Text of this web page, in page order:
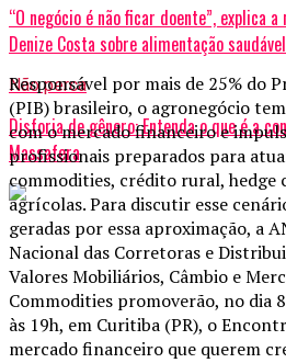
“O negócio é não ficar doente”, explica
Denize Costa sobre alimentação
Não perca
Disforia de gênero: Entenda o que é a
Massafera
Responsável por mais de 25% do
(PIB) brasileiro, o agronegócio
com o mercado financeiro e
profissionais preparados para
commodities, crédito rural, hedge
agrícolas. Para discutir esse
geradas por essa aproximação, a
Nacional das Corretoras e
Valores Mobiliários, Câmbio e
Commodities promoverão, no dia
às 19h, em Curitiba (PR), o
mercado financeiro que querem